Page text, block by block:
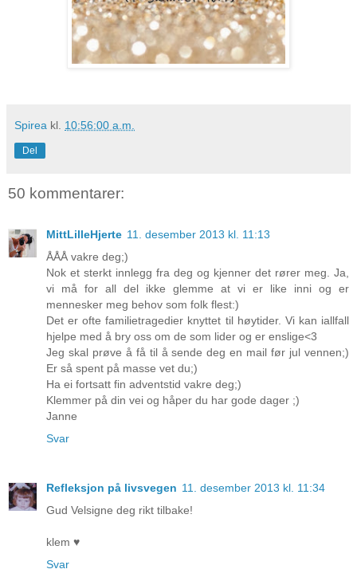
Spirea kl. 10:56:00 a.m.
Del
50 kommentarer:
MittLilleHjerte 11. desember 2013 kl. 11:13
ÅÅÅ vakre deg;)
Nok et sterkt innlegg fra deg og kjenner det rører meg. Ja,
vi må for all del ikke glemme at vi er like inni og er
mennesker meg behov som folk flest:)
Det er ofte familietragedier knyttet til høytider. Vi kan iallfall
hjelpe med å bry oss om de som lider og er enslige<3
Jeg skal prøve å få til å sende deg en mail før jul vennen;)
Er så spent på masse vet du;)
Ha ei fortsatt fin adventstid vakre deg;)
Klemmer på din vei og håper du har gode dager ;)
Janne
Svar
Refleksjon på livsvegen 11. desember 2013 kl. 11:34
Gud Velsigne deg rikt tilbake!
klem ♥
Svar